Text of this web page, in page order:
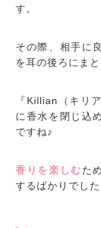
す。
その際、相手に
を耳の後ろにまと
『Killian（キリ
に香水を閉じ込
ですね♪
香りを楽しむた
するばかりでした